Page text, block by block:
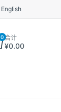
English
0合计
¥0.00